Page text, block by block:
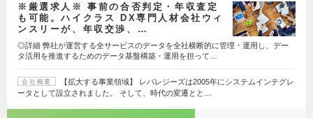
※厳選求人※ 事前の合否判定・年収査定
も可能。ハイクラス DX専門人材会社ウィ
ンスリーが、年収交渉、…
◎詳細 弊社が運営する全サービスのデータを全社横断的に管理・運用し、デー
タ活用を推進するためのデータ基盤構築・運用を担って…
会社概要
【拡大する事業領域】 レバレジーズは2005年にシステムインテグレ
ータとして設立されました。 そして、時代の変遷とと…